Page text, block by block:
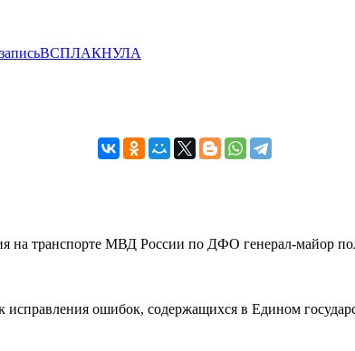
ВСПЛАКНУЛА
на транспорте МВД России по ДФО генерал-майор
исправления ошибок, содержащихся в Едином